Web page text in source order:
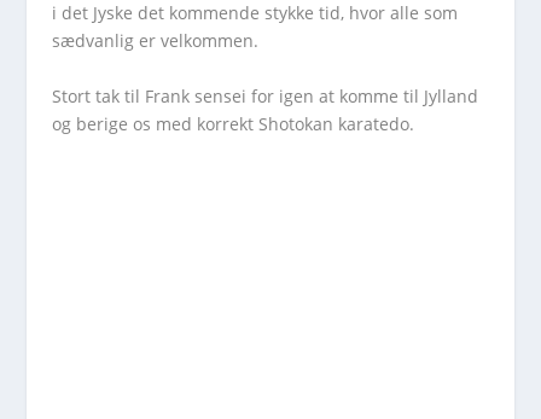
i det Jyske det kommende stykke tid, hvor alle som
sædvanlig er velkommen.
Stort tak til Frank sensei for igen at komme til Jylland
og berige os med korrekt Shotokan karatedo.